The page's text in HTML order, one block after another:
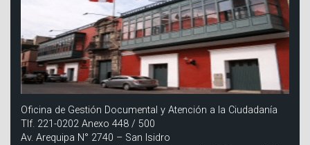
Oficina de Gestión Documental y Atención a la Ciudadanía
Tlf. 221-0202 Anexo 448 / 500
Av. Arequipa N° 2740 – San Isidro